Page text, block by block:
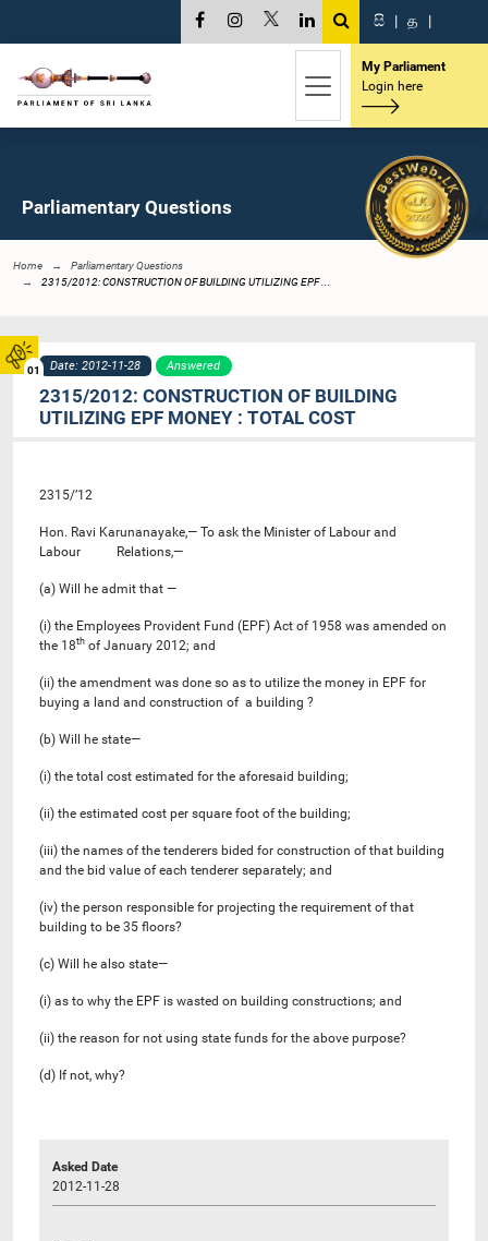
01
සි | த |
My Parliament
Login here
Parliamentary Questions
Home
Parliamentary Questions
2315/2012: CONSTRUCTION OF BUILDING UTILIZING EPF ...
Date: 2012-11-28 Answered
2315/2012: CONSTRUCTION OF BUILDING
UTILIZING EPF MONEY : TOTAL COST
2315/’12
Hon. Ravi Karunanayake,— To ask the Minister of Labour and
Labour Relations,—
(a) Will he admit that —
(i) the Employees Provident Fund (EPF) Act of 1958 was amended on
the 18th of January 2012; and
(ii) the amendment was done so as to utilize the money in EPF for
buying a land and construction of a building ?
(b) Will he state—
(i) the total cost estimated for the aforesaid building;
(ii) the estimated cost per square foot of the building;
(iii) the names of the tenderers bided for construction of that building
and the bid value of each tenderer separately; and
(iv) the person responsible for projecting the requirement of that
building to be 35 floors?
(c) Will he also state—
(i) as to why the EPF is wasted on building constructions; and
(ii) the reason for not using state funds for the above purpose?
(d) If not, why?
Asked Date
2012-11-28